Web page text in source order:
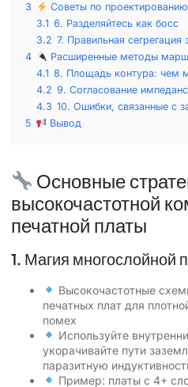
3
Советы по проектированию
3.1 6. Разделяйтесь как босс
3.2 7. Правильная сегрегация
4
Расширенные методы
4.1 8. Площадь контура: чем
4.2 9. Согласование
4.3 10. Ошибки, связанные с
5
Вывод
Основные
высокочастотной
печатной платы
1. Магия многослойной
Высокочастотные
печатных плат для
помех
Используйте
укорачивайте пути
паразитную
Пример: платы с 4+